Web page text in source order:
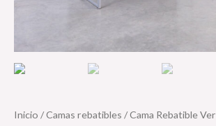
Inicio /Camas rebatibles / Cama Rebatible